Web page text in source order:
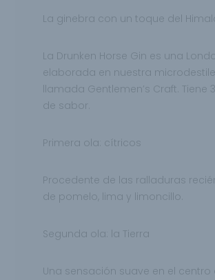
La ginebra con un toque del
La Drunken Horse Gin es una
elaborada en nuestra
llamada Gentlemen’s Craft. Tiene
de sabor.
Primera ola: cítricos
Procedente de las ralladuras
de pomelo, lima y limoncillo.
Segunda ola: la Tierra
Una sensación suave en el centro